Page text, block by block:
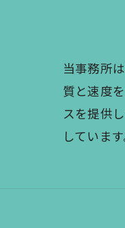
当事務所
質と速度
スを提供
していま